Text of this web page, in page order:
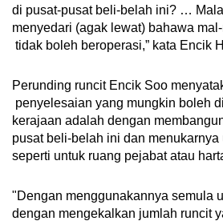
di pusat-pusat beli-belah ini? …
menyedari (agak lewat) bahawa
tidak boleh beroperasi,” kata Encik
Perunding runcit Encik Soo
penyelesaian yang mungkin boleh
kerajaan adalah dengan
pusat beli-belah ini dan
seperti untuk ruang pejabat atau
"Dengan menggunakannya semula
dengan mengekalkan jumlah runcit